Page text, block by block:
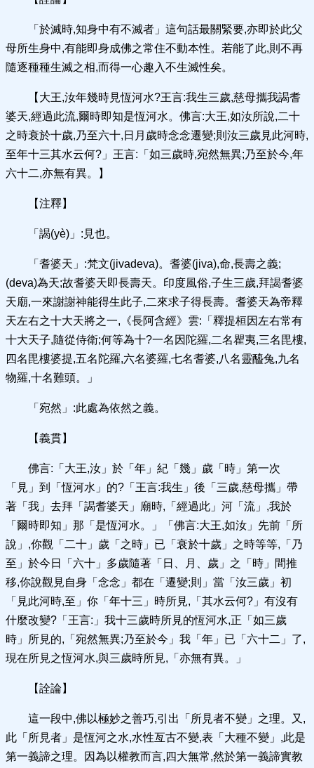
「於滅時,知身中有不滅者」這句話最關緊要,亦即於此父
母所生身中,有能即身成佛之常住不動本性。若能了此,則不再
隨逐種種生滅之相,而得一心趣入不生滅性矣。
【大王,汝年幾時見恆河水?王言:我生三歲,慈母攜我謁耆
婆天,經過此流,爾時即知是恆河水。佛言:大王,如汝所說,二十
之時衰於十歲,乃至六十,日月歲時念念遷變;則汝三歲見此河時,
至年十三其水云何?」王言:「如三歲時,宛然無異;乃至於今,年
六十二,亦無有異。】
【注釋】
「謁(yè)」:見也。
「耆婆天」:梵文(jivadeva)。耆婆(jiva),命,長壽之義;
(deva)為天;故耆婆天即長壽天。印度風俗,子生三歲,拜謁耆婆
天廟,一來謝謝神能得生此子,二來求子得長壽。耆婆天為帝釋
天左右之十大天將之一,《長阿含經》雲:「釋提桓因左右常有
十大天子,隨從侍衛;何等為十?一名因陀羅,二名瞿夷,三名毘樓,
四名毘樓婆提,五名陀羅,六名婆羅,七名耆婆,八名靈醯兔,九名
物羅,十名難頭。」
「宛然」:此處為依然之義。
【義貫】
佛言:「大王,汝」於「年」紀「幾」歲「時」第一次
「見」到「恆河水」的?「王言:我生」後「三歲,慈母攜」帶
著「我」去拜「謁耆婆天」廟時,「經過此」河「流」,我於
「爾時即知」那「是恆河水。」「佛言:大王,如汝」先前「所
說」,你觀「二十」歲「之時」已「衰於十歲」之時等等,「乃
至」於今日「六十」多歲隨著「日、月、歲」之「時」間推
移,你說觀見自身「念念」都在「遷變;則」當「汝三歲」初
「見此河時,至」你「年十三」時所見,「其水云何?」有沒有
什麼改變?「王言:」我十三歲時所見的恆河水,正「如三歲
時」所見的,「宛然無異;乃至於今」我「年」已「六十二」了,
現在所見之恆河水,與三歲時所見,「亦無有異。」
【詮論】
這一段中,佛以極妙之善巧,引出「所見者不變」之理。又,
此「所見者」是恆河之水,水性亙古不變,表「大種不變」,此是
第一義諦之理。因為以權教而言,四大無常,然於第一義諦實教